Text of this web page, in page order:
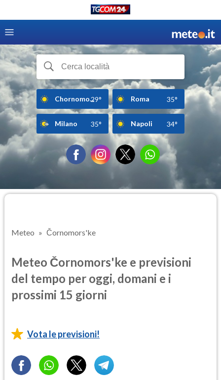
Chornomo...29° Roma 35°
Milano 35° Napoli 34°
Meteo Čornomors'ke
Meteo Čornomors'ke e previsioni
del tempo per oggi, domani e i
prossimi 15 giorni
Vota le previsioni!